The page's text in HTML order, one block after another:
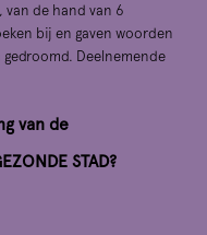
van de hand van 6
bij en gaven woorden
gedroomd. Deelnemende
van de
STAD?